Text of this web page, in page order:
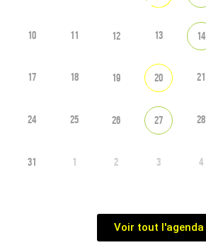
10 11 12 13 14
17 18 19 20 21
24 25 26 27 28
31 1 2 3 4
Voir tout l'agenda